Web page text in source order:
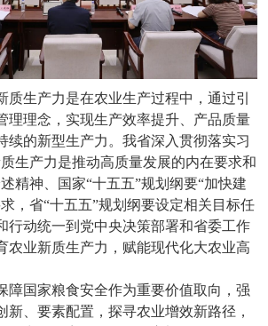
质生产力是在农业生产过程中，通过引
理理念，实现生产效率提升、产品质量
续的新型生产力。我省深入贯彻落实习
生产力是推动高质量发展的内在要求和
精神、国家“十五五”规划纲要“加快建
，省“十五五”规划纲要设定相关目标任
行动统一到党中央决策部署和省委工作
农业新质生产力，赋能现代化大农业高
障国家粮食安全作为重要价值取向，强
新、要素配置，探寻农业增效新路径，